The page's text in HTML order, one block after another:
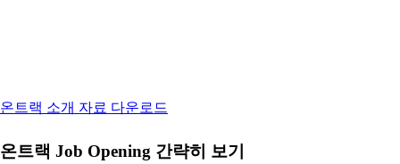
온트랙 소개 자료 다운로드
온트랙 Job Opening 간략히 보기